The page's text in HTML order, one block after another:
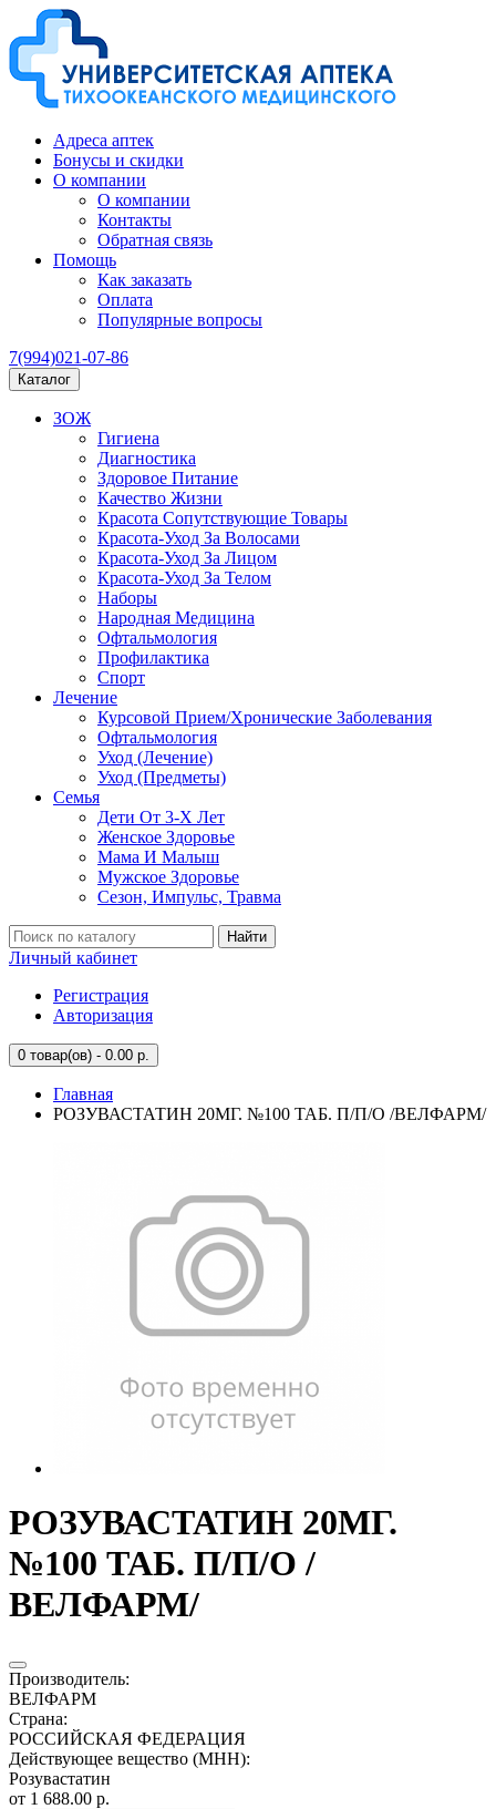
Адреса аптек
Бонусы и скидки
О компании
О компании
Контакты
Обратная связь
Помощь
Как заказать
Оплата
Популярные вопросы
7(994)021-07-86
Каталог
ЗОЖ
Гигиена
Диагностика
Здоровое Питание
Качество Жизни
Красота Сопутствующие Товары
Красота-Уход За Волосами
Красота-Уход За Лицом
Красота-Уход За Телом
Наборы
Народная Медицина
Офтальмология
Профилактика
Спорт
Лечение
Курсовой Прием/Хронические Заболевания
Офтальмология
Уход (Лечение)
Уход (Предметы)
Семья
Дети От 3-Х Лет
Женское Здоровье
Мама И Малыш
Мужское Здоровье
Сезон, Импульс, Травма
Найти
Личный кабинет
Регистрация
Авторизация
0 товар(ов) - 0.00 р.
Главная
РОЗУВАСТАТИН 20МГ. №100 ТАБ. П/П/О /ВЕЛФАРМ/
РОЗУВАСТАТИН 20МГ.
№100 ТАБ. П/П/О /
ВЕЛФАРМ/
Производитель:
ВЕЛФАРМ
Страна:
РОССИЙСКАЯ ФЕДЕРАЦИЯ
Действующее вещество (МНН):
Розувастатин
от 1 688.00 р.